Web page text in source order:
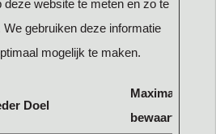
deze website te meten en zo te
gebruiken deze informatie
mogelijk te maken.
Doel
Maximale
bewaartermijn